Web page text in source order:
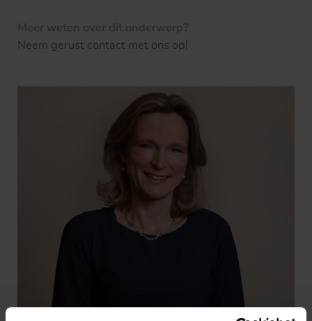
Meer weten over dit onderwerp?
Neem gerust contact met ons op!